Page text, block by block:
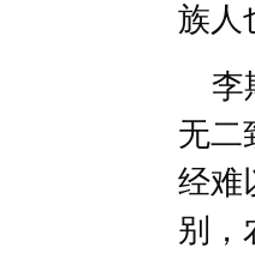
族人
李
无二
经难
别，